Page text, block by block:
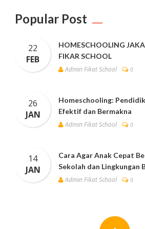
Popular Post
22
FEB
HOMESCHOOLING
FIKAR SCHOOL
Admin Fikat School
0
26
JAN
Homeschooling:
Efektif dan Bermakna
Admin Fikat School
0
14
JAN
Cara Agar Anak Cepat
Sekolah dan Lingkungan
Admin Fikat School
0